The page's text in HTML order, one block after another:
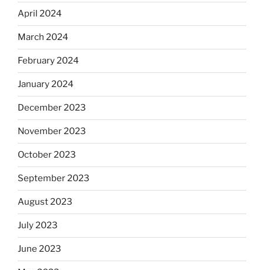
April 2024
March 2024
February 2024
January 2024
December 2023
November 2023
October 2023
September 2023
August 2023
July 2023
June 2023